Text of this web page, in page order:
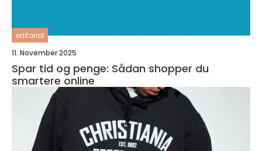
editorial
11. November 2025
Spar tid og penge: Sådan shopper du
smartere online